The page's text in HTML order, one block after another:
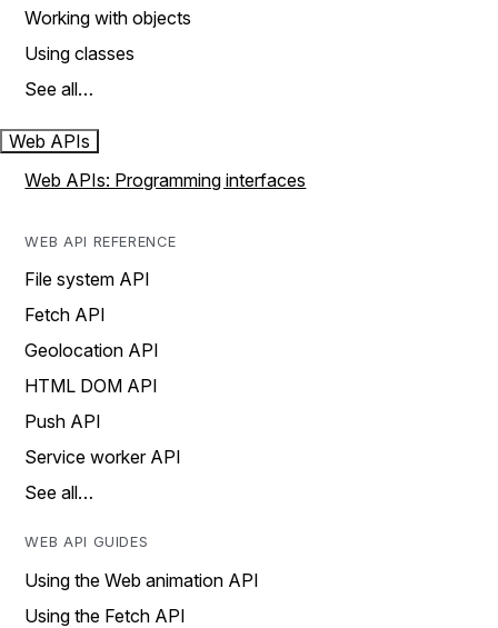
Working with objects
Using classes
See all…
Web APIs
Web APIs: Programming interfaces
WEB API REFERENCE
File system API
Fetch API
Geolocation API
HTML DOM API
Push API
Service worker API
See all…
WEB API GUIDES
Using the Web animation API
Using the Fetch API